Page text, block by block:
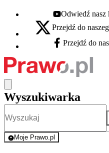
Youtube - otwiera się
Odwiedź nasz
X - otwiera się w nowej karcie
Przejdź do
Facebook - otwiera się
Przejdź do
Wyszukiwarka
Moje Prawo.pl
- rejestracja i logowanie do